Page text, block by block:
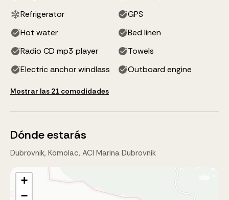
Refrigerator
GPS
Hot water
Bed linen
Radio CD mp3 player
Towels
Electric anchor windlass
Outboard engine
Mostrar las 21 comodidades
Dónde estarás
Dubrovnik, Komolac, ACI Marina Dubrovnik
+
−